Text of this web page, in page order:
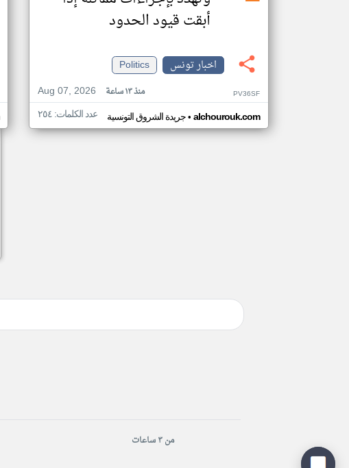
أبقت قيود الحدود
اخبار تونس
Politics
Aug 07, 2026
منذ ١٣ ساعة PV36SF
جريدة الشروق التونسية• alchourouk.com عدد الكلمات: ٢٥٤
من ٣ ساعات